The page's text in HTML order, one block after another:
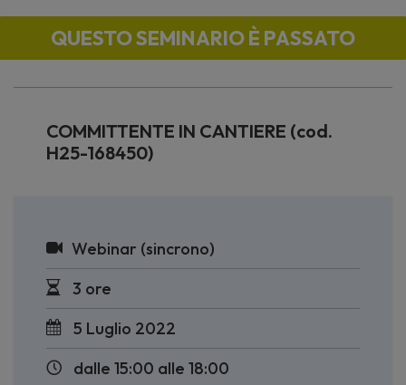
QUESTO SEMINARIO È PASSATO
COMMITTENTE IN CANTIERE (cod.
H25-168450)
Webinar (sincrono)
3 ore
5 Luglio 2022
dalle 15:00 alle 18:00